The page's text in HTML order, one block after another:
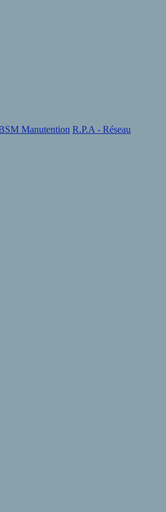
Manutention R.P.A - Réseau